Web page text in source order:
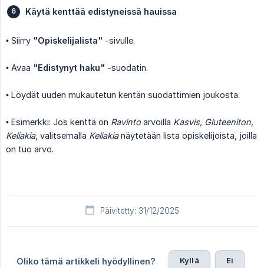
Käytä kenttää edistyneissä hauissa
• Siirry "Opiskelijalista" -sivulle.
• Avaa "Edistynyt haku" -suodatin.
• Löydät uuden mukautetun kentän suodattimien joukosta.
• Esimerkki: Jos kenttä on Ravinto arvoilla Kasvis, Gluteeniton,
Keliakia, valitsemalla Keliakianäytetään lista opiskelijoista, joilla
on tuo arvo.
Päivitetty: 31/12/2025
Oliko tämä artikkeli hyödyllinen? Kyllä Ei